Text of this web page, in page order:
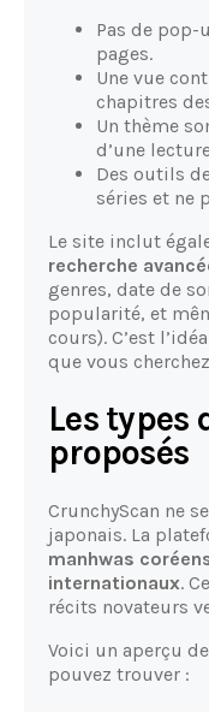
Pas de pop-
pages.
Une vue
chapitres
Un thème
d’une
Des outils
séries et ne
Le site inclut
recherche
genres, date de
popularité, et
cours). C’est
que vous
Les types
proposés
CrunchyScan ne
japonais. La
manhwas
internationaux.
récits novateurs
Voici un aperçu
pouvez trouver :